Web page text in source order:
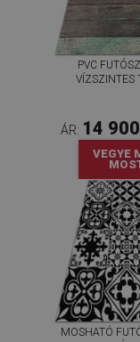
PVC
VÍZSZINTES
ÁR: 14
VEGYE
MOSHATÓ